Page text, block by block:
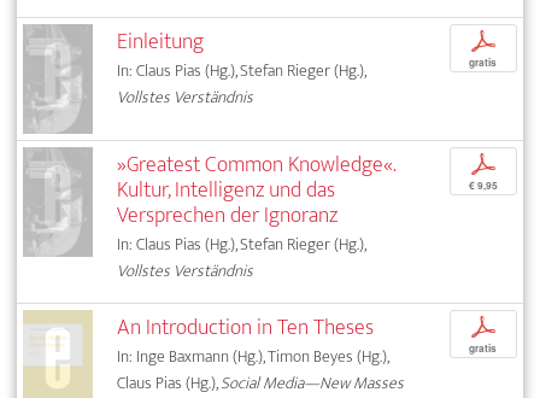
Einleitung
In: Claus Pias (Hg.), Stefan Rieger (Hg.),
Vollstes Verständnis
p
gratis
»Greatest Common Knowledge«.
Kultur, Intelligenz und das
Versprechen der Ignoranz
In: Claus Pias (Hg.), Stefan Rieger (Hg.),
Vollstes Verständnis
p
€ 9,95
An Introduction in Ten Theses
In: Inge Baxmann (Hg.), Timon Beyes (Hg.),
Claus Pias (Hg.),Social Media—New Masses
p
gratis